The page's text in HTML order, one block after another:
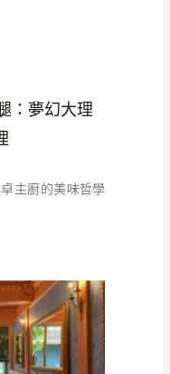
：夢幻大理
主廚的美味哲學